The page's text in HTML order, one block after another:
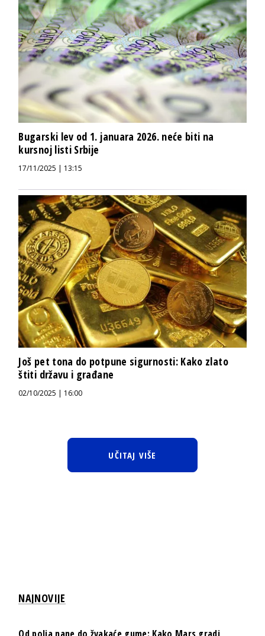
Bugarski lev od 1. januara 2026. neće biti na
kursnoj listi Srbije
17/11/2025 | 13:15
Još pet tona do potpune sigurnosti: Kako zlato
štiti državu i građane
02/10/2025 | 16:00
UČITAJ VIŠE
NAJNOVIJE